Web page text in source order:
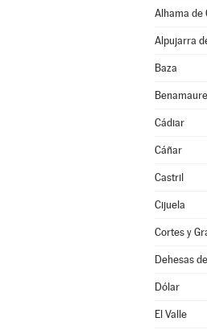
Alhama de
Alpujarra
Baza
Benamaurel
Cádiar
Cáñar
Castril
Cijuela
Cortes y
Dehesas
Dólar
El Valle